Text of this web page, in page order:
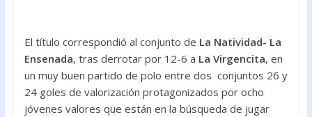
El título correspondió al conjunto de La Natividad- La
Ensenada, tras derrotar por 12-6 a La Virgencita, en
un muy buen partido de polo entre dos conjuntos 26 y
24 goles de valorización protagonizados por ocho
jóvenes valores que están en la búsqueda de jugar